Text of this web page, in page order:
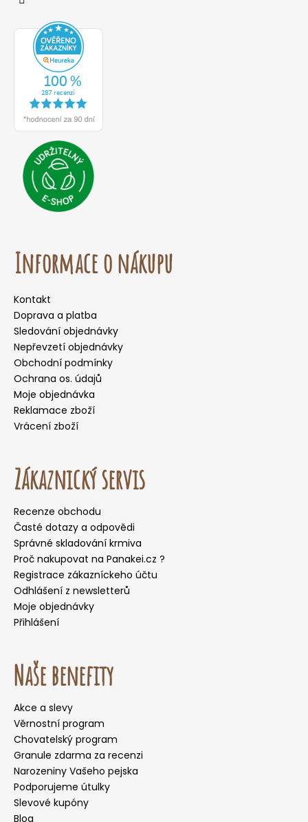
Informace o nákupu
Kontakt
Doprava a platba
Sledování objednávky
Nepřevzetí objednávky
Obchodní podmínky
Ochrana os. údajů
Moje objednávka
Reklamace zboží
Vrácení zboží
Zákaznický servis
Recenze obchodu
Časté dotazy a odpovědi
Správné skladování krmiva
Proč nakupovat na Panakei.cz ?
Registrace zákazníckeho účtu
Odhlášení z newsletterů
Moje objednávky
Přihlášení
Naše benefity
Akce a slevy
Věrnostní program
Chovatelský program
Granule zdarma za recenzi
Narozeniny Vašeho pejska
Podporujeme útulky
Slevové kupóny
Blog